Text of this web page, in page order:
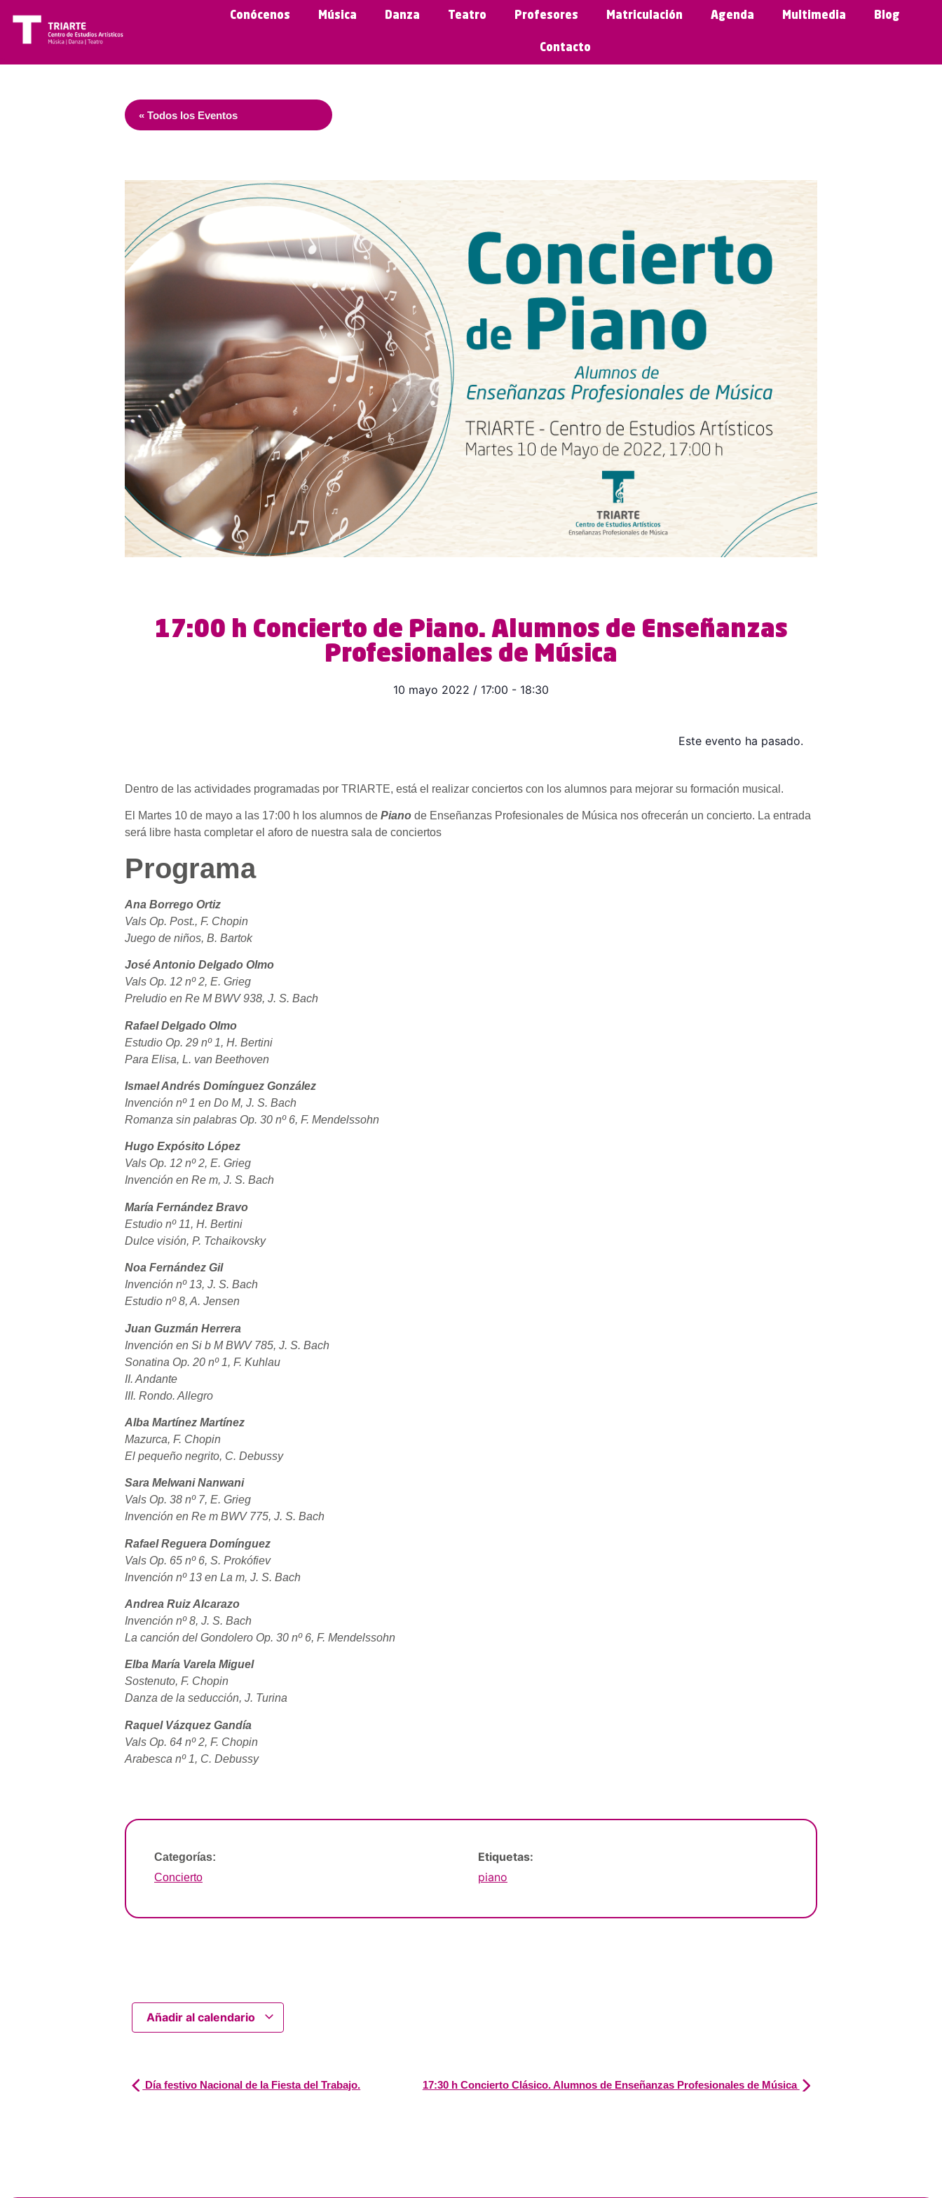
Conócenos Música Danza Teatro Profesores Matriculación Agenda Multimedia Blog
Contacto
« Todos los Eventos
17:00 h Concierto de Piano. Alumnos de Enseñanzas
Profesionales de Música
10 mayo 2022 / 17:00 - 18:30
Este evento ha pasado.
Dentro de las actividades programadas por TRIARTE, está el realizar conciertos con los alumnos para mejorar su formación musical.
El Martes 10 de mayo a las 17:00 h los alumnos de Piano de Enseñanzas Profesionales de Música nos ofrecerán un concierto. La entrada
será libre hasta completar el aforo de nuestra sala de conciertos
Programa
Ana Borrego Ortiz
Vals Op. Post., F. Chopin
Juego de niños, B. Bartok
José Antonio Delgado Olmo
Vals Op. 12 nº 2, E. Grieg
Preludio en Re M BWV 938, J. S. Bach
Rafael Delgado Olmo
Estudio Op. 29 nº 1, H. Bertini
Para Elisa, L. van Beethoven
Ismael Andrés Domínguez González
Invención nº 1 en Do M, J. S. Bach
Romanza sin palabras Op. 30 nº 6, F. Mendelssohn
Hugo Expósito López
Vals Op. 12 nº 2, E. Grieg
Invención en Re m, J. S. Bach
María Fernández Bravo
Estudio nº 11, H. Bertini
Dulce visión, P. Tchaikovsky
Noa Fernández Gil
Invención nº 13, J. S. Bach
Estudio nº 8, A. Jensen
Juan Guzmán Herrera
Invención en Si b M BWV 785, J. S. Bach
Sonatina Op. 20 nº 1, F. Kuhlau
II. Andante
III. Rondo. Allegro
Alba Martínez Martínez
Mazurca, F. Chopin
El pequeño negrito, C. Debussy
Sara Melwani Nanwani
Vals Op. 38 nº 7, E. Grieg
Invención en Re m BWV 775, J. S. Bach
Rafael Reguera Domínguez
Vals Op. 65 nº 6, S. Prokófiev
Invención nº 13 en La m, J. S. Bach
Andrea Ruiz Alcarazo
Invención nº 8, J. S. Bach
La canción del Gondolero Op. 30 nº 6, F. Mendelssohn
Elba María Varela Miguel
Sostenuto, F. Chopin
Danza de la seducción, J. Turina
Raquel Vázquez Gandía
Vals Op. 64 nº 2, F. Chopin
Arabesca nº 1, C. Debussy
Categorías:
Concierto
Etiquetas:
piano
Añadir al calendario
Día festivo Nacional de la Fiesta del Trabajo. 17:30 h Concierto Clásico. Alumnos de Enseñanzas Profesionales de Música